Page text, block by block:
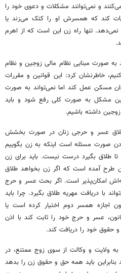
و نمی‌توانند مشکلات و دعوی خود را
کند که همسرش او را کتک می‌زند یا
تنها راه زن این است که از اهرم
به صورت مبنایی نظام مالی زوجین و نظام
خاطرنشان کرد: این قوانین و مقررات
مسکن عمل کند اما نمی‌تواند به صورت
مشکل به صورت کلی رفع شود و باید
داشته باشیم.
عسر و حرجی زنان در صورت بخشش
صورت مسئله است اینکه به زن بگوییم
طلاق بگیرد درست نیست. باید برای زن
طرح آمده است که اگر زن بخواهد طلاق
امکان‌پذیر است. اگر بحث عسر و حرج
با دریافت مهریه طلاق بگیرد. چرا باید
اجازه همسر دوم اختیار کرده است یا
عسر و حرج خود را ثابت کند با اذن
حقوق خود را دریافت کند.
ولایت و وکالت از سوی زوج ممتنع، در
باید همه حق و حقوق زن را بدهد